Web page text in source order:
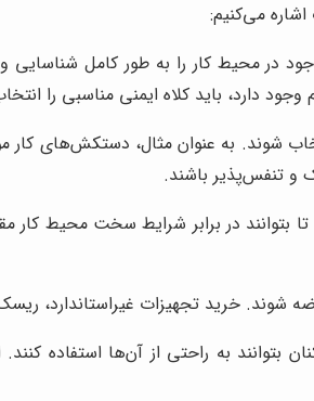
می‌کنیم:
در محیط کار را به طور کامل شناسایی
دارد، باید کلاه ایمنی مناسبی را
شوند. به عنوان مثال، دستکش‌های کار
و تنفس‌پذیر باشند.
بتوانند در برابر شرایط سخت محیط کار
شوند. خرید تجهیزات غیراستاندارد،
به راحتی از آن‌ها استفاده